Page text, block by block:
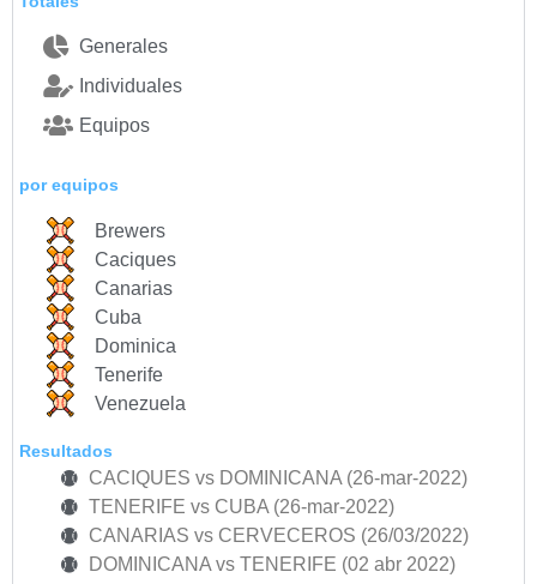
Generales
Individuales
Equipos
por equipos
Brewers
Caciques
Canarias
Cuba
Dominica
Tenerife
Venezuela
Resultados
CACIQUES vs DOMINICANA (26-mar-2022)
TENERIFE vs CUBA (26-mar-2022)
CANARIAS vs CERVECEROS (26/03/2022)
DOMINICANA vs TENERIFE (02 abr 2022)